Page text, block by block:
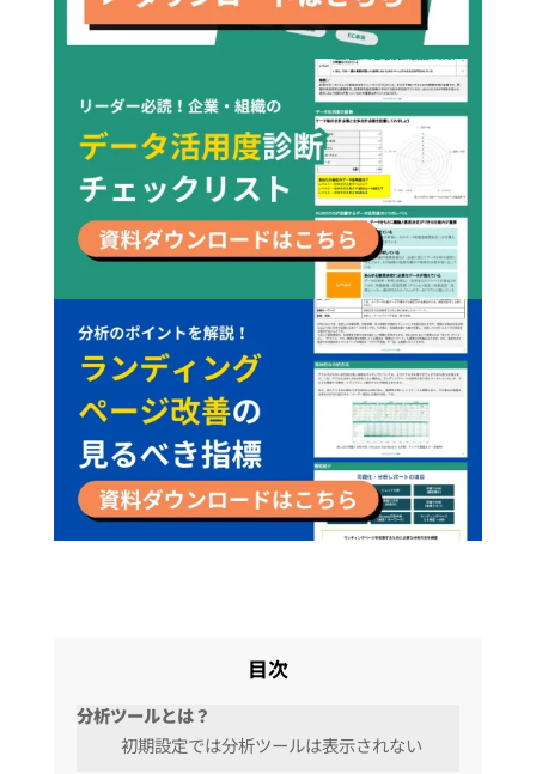
目次
分析ツールとは？
初期設定では分析ツールは表示されない